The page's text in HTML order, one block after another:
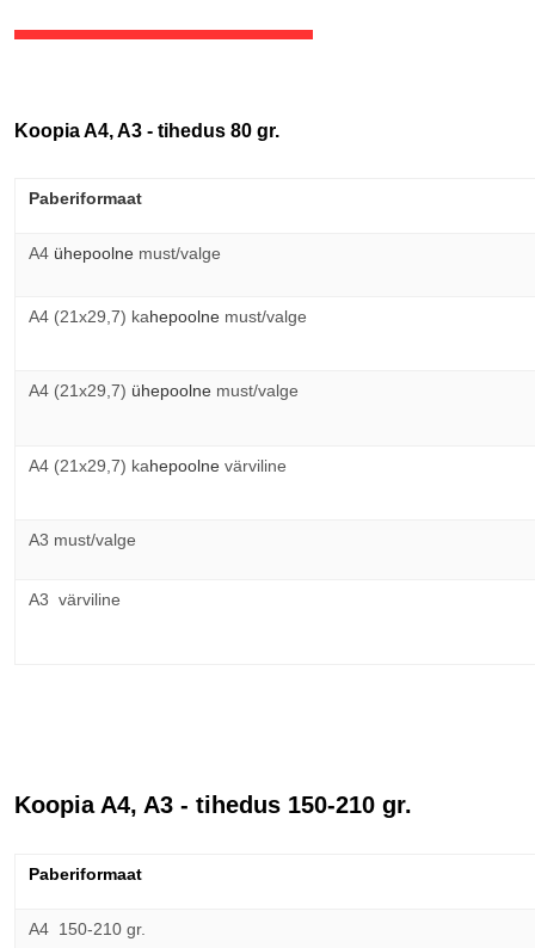
Koopia A4, A3 - tihedus 80 gr.
Paberiformaat
A4 ühepoolne must/valge
A4 (21х29,7) kahepoolne must/valge
A4 (21х29,7) ühepoolne must/valge
A4 (21х29,7) kahepoolne värviline
A3 must/valge
A3 värviline
Koopia A4, A3 - tihedus 150-210 gr.
Paberiformaat
A4  150-210 gr.